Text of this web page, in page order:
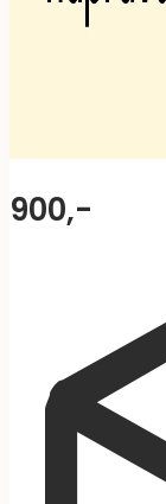
900,-